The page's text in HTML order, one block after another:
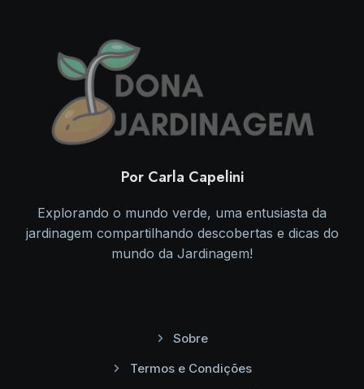
Por Carla Capelini
Explorando o mundo verde, uma entusiasta da
jardinagem compartilhando descobertas e dicas do
mundo da Jardinagem!
Sobre
Termos e Condições